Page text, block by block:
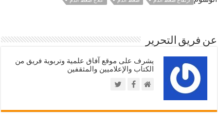
عن فريق التحرير
يشرف على موقع آفاق علمية وتربوية فريق من
الكتاب والإعلاميين والمثقفين